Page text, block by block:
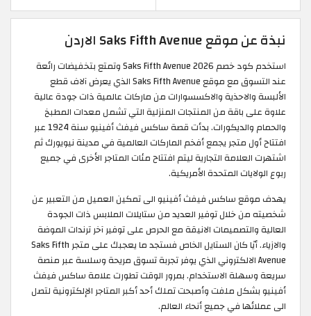
نبذة عن موقع Saks Fifth Avenue الاردن
استخدم كود خصم Saks Fifth Avenue 2026 وتمتع بتخفيضات رائعة
عند التسوق مع موقع Saks Fifth Avenue الذي يعرض آلاف قطع
الألبسة والاحذية والاكسسوارات من ماركات عالمية ذات جودة عالية
علاوة على باقة من المنتجات المنزلية التي تشمل معدات المطبخ
والحمام والديكورات. بدأت قصة ساكس فيفث أفينيو سنة 1924 عبر
افتتاح أول متجر يجمع أفخم الماركات العالمية في مدينة نيويورك ثم
اشتهرت العلامة التجارية ليتم افتتاح مئات المتاجر الأخرى في جميع
ربوع الولايات المتحدة الأمريكية.
يهدف موقع ساكس فيفث أفينيو الى تمكين العميل من التعبير عن
شخصيته من خلال توفير العديد من ستايلات الملابس ذات الجودة
العالية والتصميمات الانيقة مع الحرص على توفير آخر ترندات الموضة
والازياء. أيًا كان الستايل الخاص فستجد ما يعجبك على متجر Saks Fifth
Avenue الالكتروني الذي يوفر تجربة تسوق مريحة وسلسة عبر منصة
سريعة وسهلة الاستخدام. بمرور الوقت تطورت علامة ساكس فيفث
أفينيو بشكل ملفت وأصبحت تملك أحد أكبر المتاجر الإلكترونية لتصل
الى عملائها في جميع أنحاء العالم.